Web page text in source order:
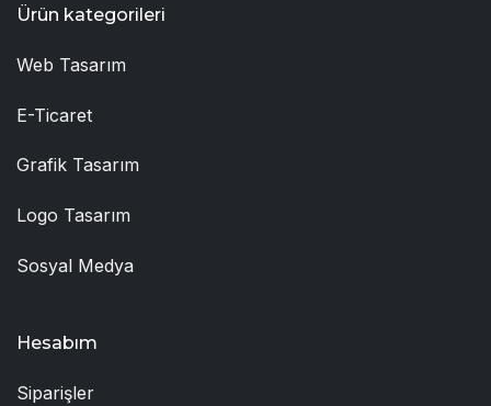
Ürün kategorileri
Web Tasarım
E-Ticaret
Grafik Tasarım
Logo Tasarım
Sosyal Medya
Hesabım
Siparişler